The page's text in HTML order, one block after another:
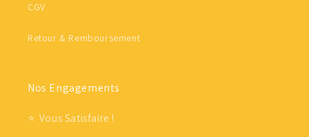
CGV
Retour & Remboursement
Nos Engagements
⭐ Vous Satisfaire !